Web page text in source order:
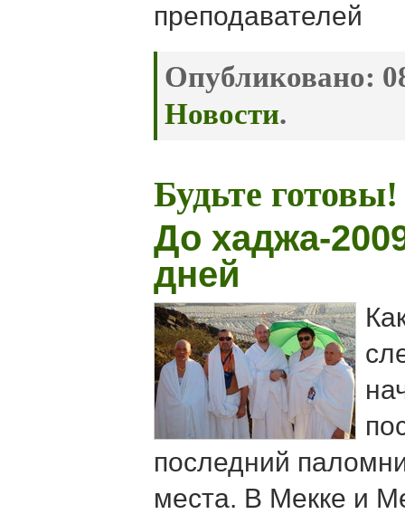
преподавателей
Опубликовано:
Новости.
Будьте готовы!
До хаджа-
дней
последний
места. В Мекке и